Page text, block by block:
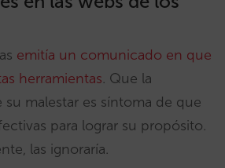
emitía un comunicado en que
herramientas. Que la
su malestar es síntoma de que
para lograr su propósito.
las ignoraría.